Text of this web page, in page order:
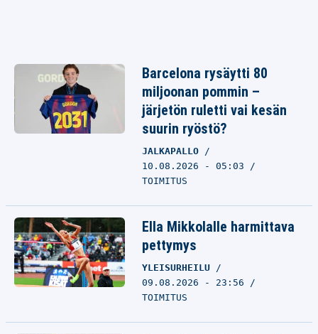
Barcelona rysäytti 80
miljoonan pommin –
järjetön ruletti vai kesän
suurin ryöstö?
JALKAPALLO
10.08.2026 - 05:03
TOIMITUS
Ella Mikkolalle harmittava
pettymys
YLEISURHEILU
09.08.2026 - 23:56
TOIMITUS